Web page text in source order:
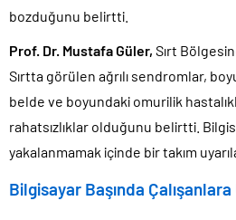
bozduğunu belirtti.
Prof. Dr. Mustafa Güler, Sırt
Sırtta görülen ağrılı sendromlar,
belde ve boyundaki omurilik
rahatsızlıklar olduğunu belirtti.
yakalanmamak içinde bir takım
Bilgisayar Başında Çalışanlara